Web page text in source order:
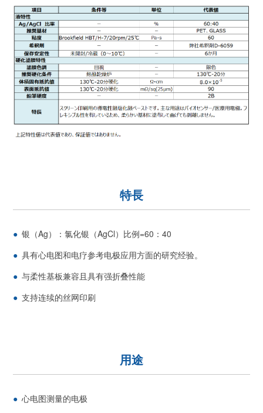
特長
银（Ag）：氯化银（AgCl）比例=60：40
具有心电图和电疗参考电极应用方面的研究经验。
与柔性基板兼容且具有强折叠性能
支持连续的丝网印刷
用途
心电图测量的电极